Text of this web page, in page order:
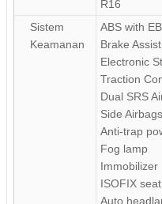
R16
Sistem
Keamanan
ABS with
Brake
Electronic
Traction
Dual SRS
Side Airbags
Anti-trap
Fog lamp
Immobilizer
ISOFIX
Auto